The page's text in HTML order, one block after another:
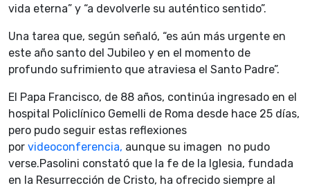
vida eterna” y “a devolverle su auténtico sentido”.
Una tarea que, según señaló, “es aún más urgente en
este año santo del Jubileo y en el momento de
profundo sufrimiento que atraviesa el Santo Padre”.
El Papa Francisco, de 88 años, continúa ingresado en el
hospital Policlínico Gemelli de Roma desde hace 25 días,
pero pudo seguir estas reflexiones
por videoconferencia, aunque su imagen no pudo
verse.Pasolini constató que la fe de la Iglesia, fundada
en la Resurrección de Cristo, ha ofrecido siempre al